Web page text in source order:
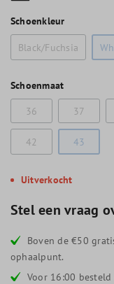
Schoenkleur
Black/Fuchsia
Schoenmaat
36
37
42 43
Uitverkocht
Stel een vraag
Boven de €50
ophaalpunt.
Voor 16:00